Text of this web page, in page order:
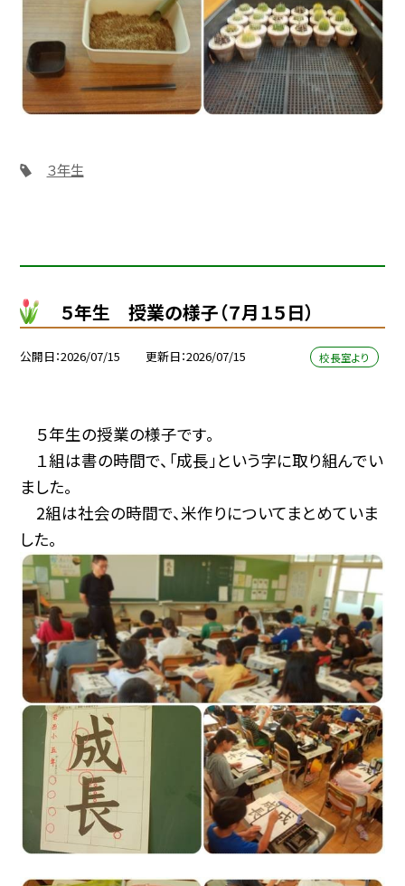
３年生
５年生 授業の様子（７月１５日）
公開日 2026/07/15 更新日 2026/07/15 校長室より
５年生の授業の様子です。
１組は書の時間で、「成長」という字に取り組んでい
ました。
2組は社会の時間で、米作りについてまとめていま
した。